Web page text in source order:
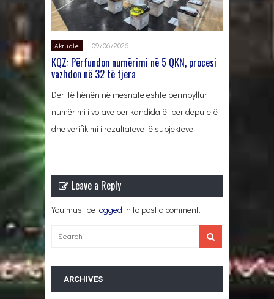
Aktuale 09/06/2026
KQZ: Përfundon numërimi në 5 QKN, procesi
vazhdon në 32 të tjera
Deri të hënën në mesnatë është përmbyllur
numërimi i votave për kandidatët për deputetë
dhe verifikimi i rezultateve të subjekteve…
Leave a Reply
You must be logged in to post a comment.
ARCHIVES